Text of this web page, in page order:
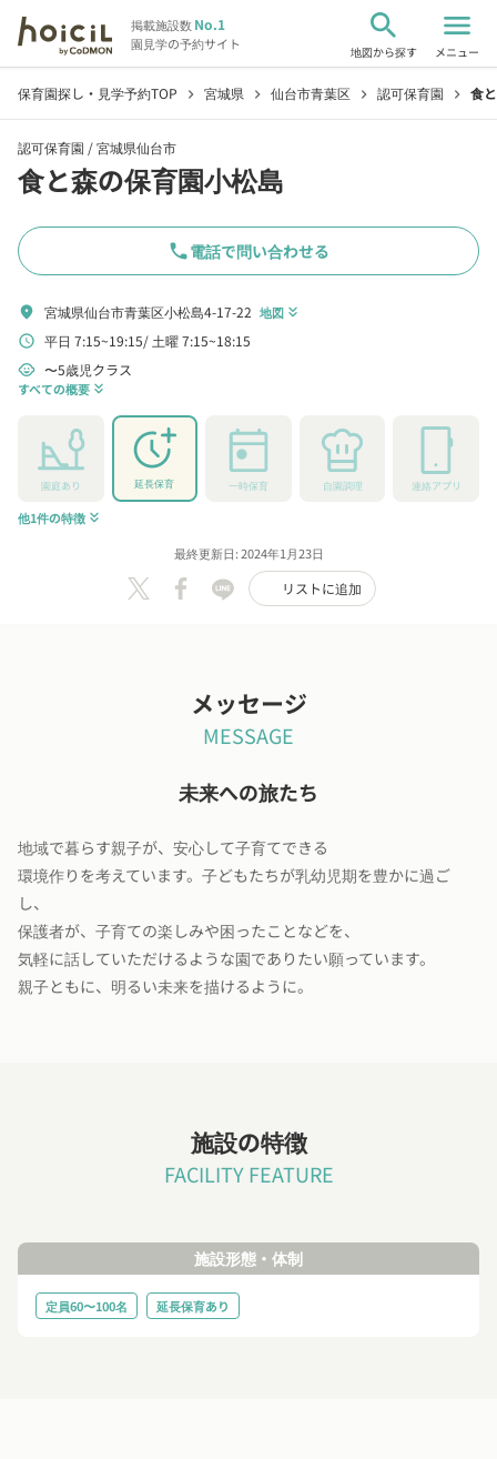
掲載施設数No.1
園見学の予約サイト
search
地図から探す
menu
メニュー
保育園探し・見学予約TOP chevron_right 宮城県 chevron_right 仙台市青葉区 chevron_right 認可保育園 chevron_right 食
認可保育園 /宮城県仙台市
食と森の保育園小松島
phone電話で問い合わせる
location_on 宮城県仙台市青葉区小松島4-17-22 地図 keyboard_double_arrow_down
schedule 平日 7:15~19:15 土曜 7:15~18:15
child_care 〜5歳児クラス
すべての概要 keyboard_double_arrow_down
園庭あり 延長保育 一時保育 自園調理 連絡アプリ
他1件の特徴 keyboard_double_arrow_down
最終更新日: 2024年1月23日
リストに追加
メッセージ
MESSAGE
未来への旅たち
地域で暮らす親子が、安心して子育てできる
環境作りを考えています。子どもたちが乳幼児期を豊かに過ご
し、
保護者が、子育ての楽しみや困ったことなどを、
気軽に話していただけるような園でありたい願っています。
親子ともに、明るい未来を描けるように。
施設の特徴
FACILITY FEATURE
施設形態・体制
定員60〜100名 延長保育あり